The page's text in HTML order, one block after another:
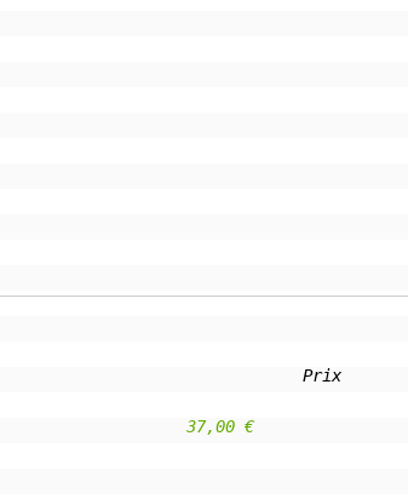
Prix
					37,00 €